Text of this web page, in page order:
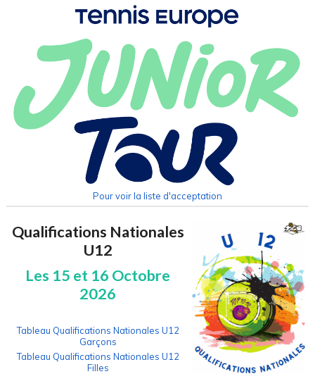
Pour voir la liste d'acceptation
Qualifications Nationales
U12
Les 15 et 16 Octobre
2026
Tableau Qualifications Nationales U12
Garçons
Tableau Qualifications Nationales U12
Filles